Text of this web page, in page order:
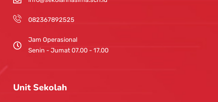
082367892525
Jam Operasional
Senin - Jumat 07.00 - 17.00
Unit Sekolah